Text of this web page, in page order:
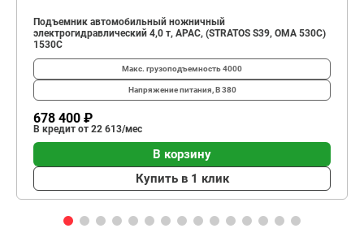
Подъемник автомобильный ножничный
электрогидравлический 4,0 т, APAC, (STRATOS S39, OMA 530C)
1530С
Макс. грузоподъемность4000
Напряжение питания, В380
678 400 ₽
В кредит от 22 613/мес
В корзину
Купить в 1 клик